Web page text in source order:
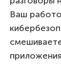
Ваш